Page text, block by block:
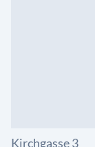
Kirchgasse 3